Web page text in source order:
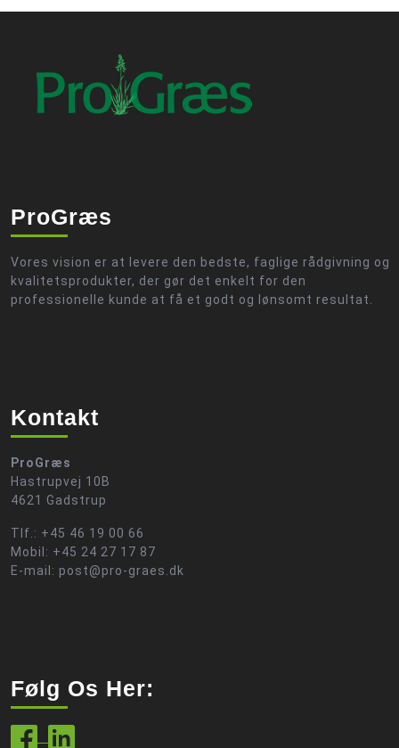
ProGræs
Vores vision er at levere den bedste, faglige rådgivning og
kvalitetsprodukter, der gør det enkelt for den
professionelle kunde at få et godt og lønsomt resultat.
Kontakt
ProGræs
Hastrupvej 10B
4621 Gadstrup
Tlf.: +45 46 19 00 66
Mobil: +45 24 27 17 87
E-mail: post@pro-graes.dk
Følg Os Her: